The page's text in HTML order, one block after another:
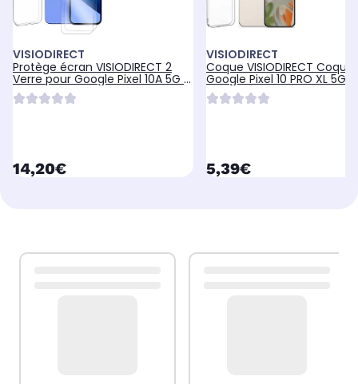
VISIODIRECT
Protège écran VISIODIRECT 2
Verre pour Google Pixel 10A 5G +
Coque
currentPrice
14,20€
VISIODIRECT
Coque VISIODIRECT
Google Pixel 10 PRO XL 5G
currentPrice
5,39€